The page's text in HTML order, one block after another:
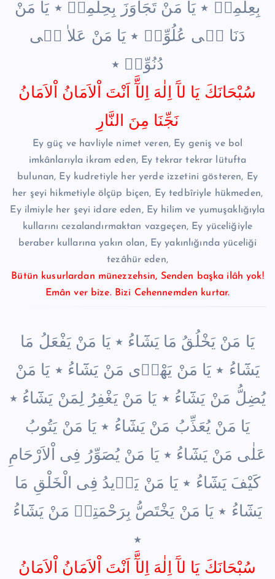
بِعِلْمِه۪ ٭ يَا مَنْ تَجَاوَزَ بِحِلْمِه۪ ٭ يَا مَنْ
دَنَا ف۪ى عُلُوِّه۪ ٭ يَا مَنْ عَلاٰ ف۪ى
دُنُوِّه۪ ٭
سُبْحَانَكَ يَا لآَ اِلٰهَ اِلآَّ اَنْتَ اْلاَمَانُ اْلاَمَانُ
نَجِّنَا مِنَ النَّارِ
Ey güç ve havliyle nimet veren, Ey geniş ve bol
imkânlarıyla ikram eden, Ey tekrar tekrar lütufta
bulunan, Ey kudretiyle her yerde izzetini gösteren, Ey
her şeyi hikmetiyle ölçüp biçen, Ey tedbîriyle hükmeden,
Ey ilmiyle her şeyi idare eden, Ey hilim ve yumuşaklığıyla
kullarını cezalandırmaktan vazgeçen, Ey yüceliğiyle
beraber kullarına yakın olan, Ey yakınlığında yüceliği
tezâhür eden,
Bütün kusurlardan münezzehsin, Senden başka ilâh yok!
Emân ver bize. Bizi Cehennemden kurtar.
يَا مَنْ يَخْلُقُ مَا يَشَٓاءُ ٭ يَا مَنْ يَفْعَلُ مَا
يَشَٓاءُ ٭ يَا مَنْ يَهْد۪ى مَنْ يَشَٓاءُ ٭ يَا مَنْ
يُضِلُّ مَنْ يَشَٓاءُ ٭ يَا مَنْ يَغْفِرُ لِمَنْ يَشَٓاءُ ٭
يَا مَنْ يُعَذِّبُ مَنْ يَشَٓاءُ ٭ يَا مَنْ يَتُوبُ
عَلٰى مَنْ يَشَٓاءُ ٭ يَا مَنْ يُصَوِّرُ فِى اْلاَرْحَامِ
كَيْفَ يَشَٓاءُ ٭ يَا مَنْ يَز۪يدُ فِى الْخَلْقِ مَا
يَشَٓاءُ ٭ يَا مَنْ يَخْتَصُّ بِرَحْمَتِه۪ مَنْ يَشَٓاءُ
٭
سُبْحَانَكَ يَا لآَ اِلٰهَ اِلآَّ اَنْتَ اْلاَمَانُ اْلاَمَانُ